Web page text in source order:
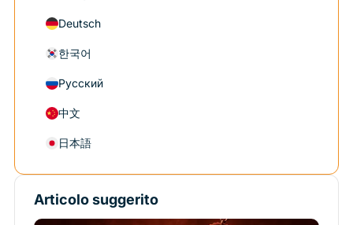
Deutsch
한국어
Русский
中文
日本語
Articolo suggerito